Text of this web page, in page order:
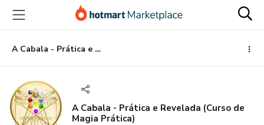
para
conteúdo
principal
para
pagamento
para
rodapé
A Cabala - Prática e Revelada (Curso de Magia Prática)
A Cabala - Prática e Revelada (Curso de
Magia Prática)